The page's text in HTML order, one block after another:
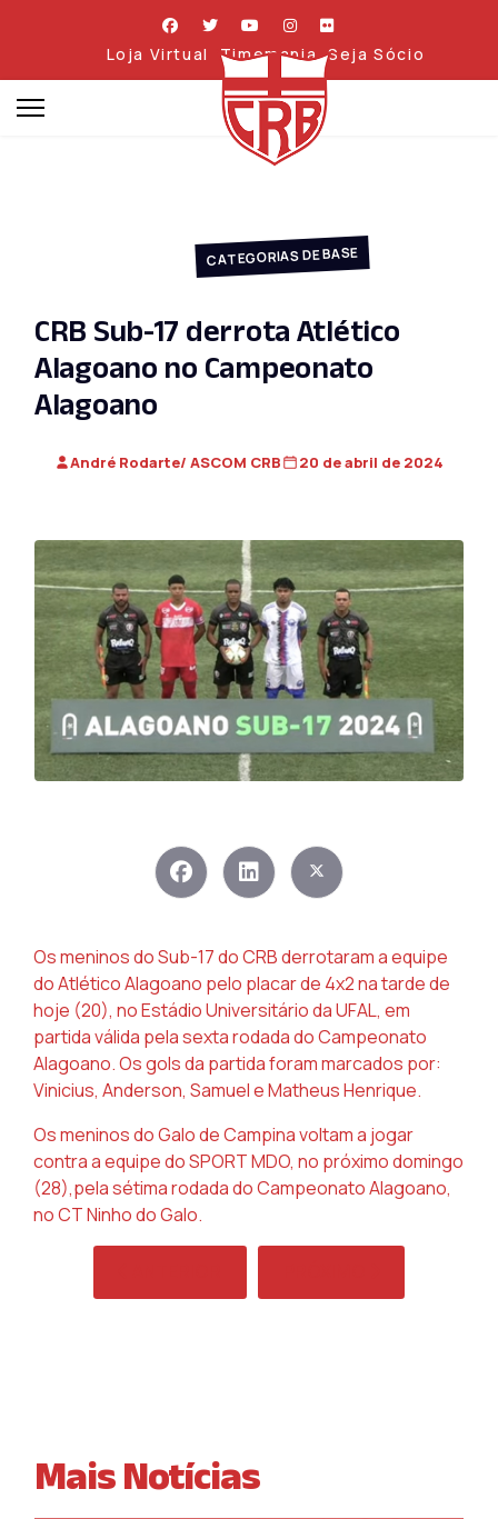
Loja Virtual Timemania Seja Sócio
CATEGORIAS DE BASE
CRB Sub-17 derrota Atlético
Alagoano no Campeonato
Alagoano
André Rodarte/ ASCOM CRB 20 de abril de 2024
Os meninos do Sub-17 do CRB derrotaram a equipe
do Atlético Alagoano pelo placar de 4x2 na tarde de
hoje (20), no Estádio Universitário da UFAL, em
partida válida pela sexta rodada do Campeonato
Alagoano. Os gols da partida foram marcados por:
Vinicius, Anderson, Samuel e Matheus Henrique.
Os meninos do Galo de Campina voltam a jogar
contra a equipe do SPORT MDO, no próximo domingo
(28),pela sétima rodada do Campeonato Alagoano,
no CT Ninho do Galo.
Mais Notícias